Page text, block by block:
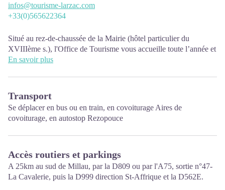
infos@tourisme-larzac.com
+33(0)565622364
Situé au rez-de-chaussée de la Mairie (hôtel particulier du
XVIIIème s.), l'Office de Tourisme vous accueille toute l’année et
met à votre disposition de la documentation touristique sur le
Périodes d’ouvertures :
De novembre à février : mardi 9h00-12h30
Avril : mardi au vendredi 10h00-12h30 et 14h00-17h30
Juillet et août: tous les jours 09h00-13h00
Septembre : mardi au samedi 10h00-12h30 et 14h00-17h30
Octobre : mardi au vendredi 9h00-12h30
En savoir plus
Transport
Se déplaceren bus ou en train, en covoiturage Aires de
covoiturage, en autostop Rezopouce
Accès routiers et parkings
A 25km au sud de Millau, par la D809 ou par l'A75, sortie n°47-
La Cavalerie, puis la D999 direction St-Affrique et la D562E.